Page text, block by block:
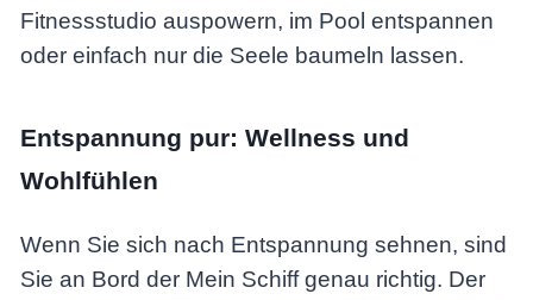
Fitnessstudio auspowern, im Pool entspannen
oder einfach nur die Seele baumeln lassen.
Entspannung pur: Wellness und
Wohlfühlen
Wenn Sie sich nach Entspannung sehnen, sind
Sie an Bord der Mein Schiff genau richtig. Der